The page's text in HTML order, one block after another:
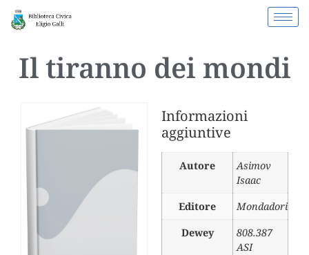
Il tiranno dei mondi
Informazioni
aggiuntive
Autore
Asimov
Isaac
Editore
Mondadori
Dewey
808.387
ASI